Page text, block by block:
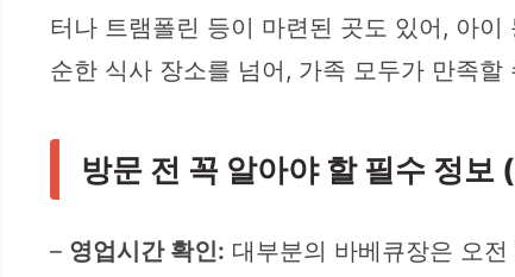
터나 트램폴린 등이 마련된 곳도 있어, 아
순한 식사 장소를 넘어, 가족 모두가 만족
방문 전 꼭 알아야 할 필수 정보
– 영업시간 확인: 대부분의 바베큐장은 오